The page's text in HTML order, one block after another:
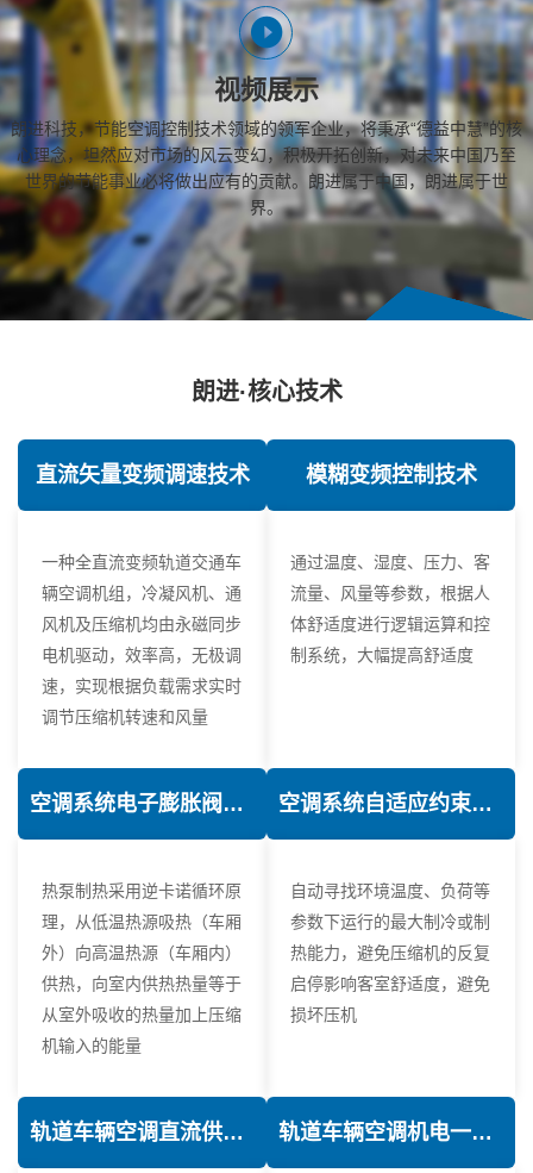
视频展示
朗进科技，节能空调控制技术领域的领军企业，将秉承“德益中慧”的核
心理念，坦然应对市场的风云变幻，积极开拓创新，对未来中国乃至
世界的节能事业必将做出应有的贡献。朗进属于中国，朗进属于世
界。
朗进·核心技术
直流矢量变频调速技术
一种全直流变频轨道交通车
辆空调机组，冷凝风机、通
风机及压缩机均由永磁同步
电机驱动，效率高，无极调
速，实现根据负载需求实时
调节压缩机转速和风量
模糊变频控制技术
通过温度、湿度、压力、客
流量、风量等参数，根据人
体舒适度进行逻辑运算和控
制系统，大幅提高舒适度
空调系统电子膨胀阀热力学优化技术
热泵制热采用逆卡诺循环原
理，从低温热源吸热（车厢
外）向高温热源（车厢内）
供热，向室内供热热量等于
从室外吸收的热量加上压缩
机输入的能量
空调系统自适应约束控制技术
自动寻找环境温度、负荷等
参数下运行的最大制冷或制
热能力，避免压缩机的反复
启停影响客室舒适度，避免
损坏压机
轨道车辆空调直流供电技术 轨道车辆空调机电一体化技术